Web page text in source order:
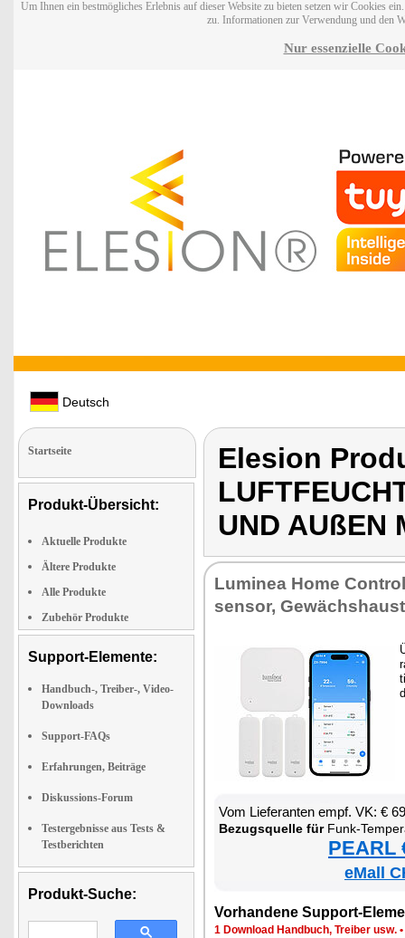
Um Ihnen ein bestmögliches Erlebnis auf dieser Website zu bieten setzen wir Cookies
zu. Informationen zur Verwendung und den
Nur essenzielle
Deutsch
Startseite
Produkt-Übersicht:
Aktuelle Produkte
Ältere Produkte
Alle Produkte
Zubehör Produkte
Support-Elemente:
Handbuch-, Treiber-, Video-
Downloads
Support-FAQs
Erfahrungen, Beiträge
Diskussions-Forum
Testergebnisse aus Tests &
Testberichten
Produkt-Suche:
Elesion
UND AUßEN
Lu­mi­nea Ho­me
sen­sor,
Vom Lie­fe­ran­ten empf. VK: €
Be­zugs­quel­le fürFunk-Tem­pe­ra­tur- &
PEARL
eMall
Vor­han­de­ne Sup­port-
1 Down­load Hand­buch, Trei­ber usw. •